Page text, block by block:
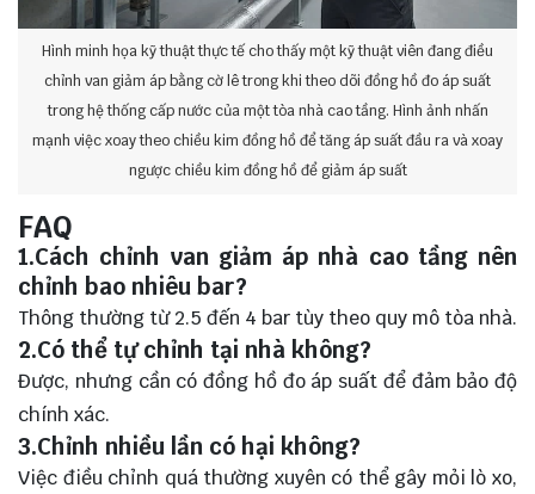
Hình minh họa kỹ thuật thực tế cho thấy một kỹ thuật viên đang điều
chỉnh van giảm áp bằng cờ lê trong khi theo dõi đồng hồ đo áp suất
trong hệ thống cấp nước của một tòa nhà cao tầng. Hình ảnh nhấn
mạnh việc xoay theo chiều kim đồng hồ để tăng áp suất đầu ra và xoay
ngược chiều kim đồng hồ để giảm áp suất
FAQ
1.Cách chỉnh van giảm áp nhà cao tầng nên
chỉnh bao nhiêu bar?
Thông thường từ 2.5 đến 4 bar tùy theo quy mô tòa nhà.
2.Có thể tự chỉnh tại nhà không?
Được, nhưng cần có đồng hồ đo áp suất để đảm bảo độ
chính xác.
3.Chỉnh nhiều lần có hại không?
Việc điều chỉnh quá thường xuyên có thể gây mỏi lò xo,